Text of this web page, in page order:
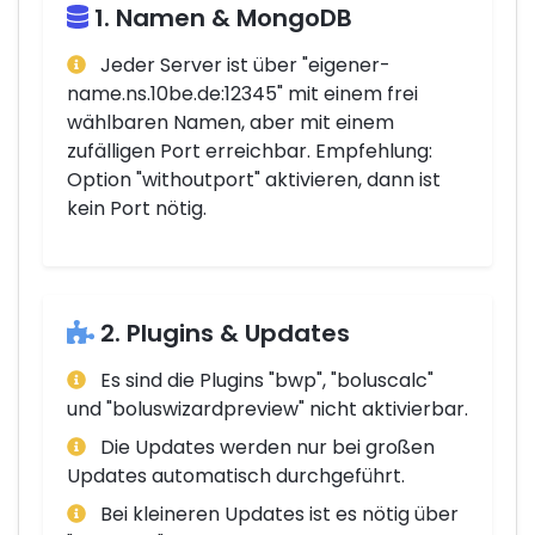
1. Namen & MongoDB
Jeder Server ist über "eigener-
name.ns.10be.de:12345" mit einem frei
wählbaren Namen, aber mit einem
zufälligen Port erreichbar. Empfehlung:
Option "withoutport" aktivieren, dann ist
kein Port nötig.
2. Plugins & Updates
Es sind die Plugins "bwp", "boluscalc"
und "boluswizardpreview" nicht aktivierbar.
Die Updates werden nur bei großen
Updates automatisch durchgeführt.
Bei kleineren Updates ist es nötig über